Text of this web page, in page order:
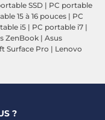
SSD | PC portable
15 à 16 pouces | PC
i5 | PC portable i7 |
ZenBook | Asus
Surface Pro | Lenovo
?